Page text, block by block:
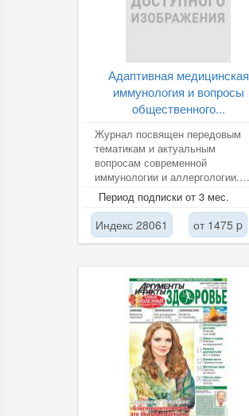
Адаптивная медицинская
иммунология и вопросы
общественного...
Журнал посвящен передовым
тематикам и актуальным
вопросам современной
иммунологии и аллергологии.
Основными направлениями
публикаций являются: новые...
Период подписки от 3 мес.
Индекс 28061 от 1475 p